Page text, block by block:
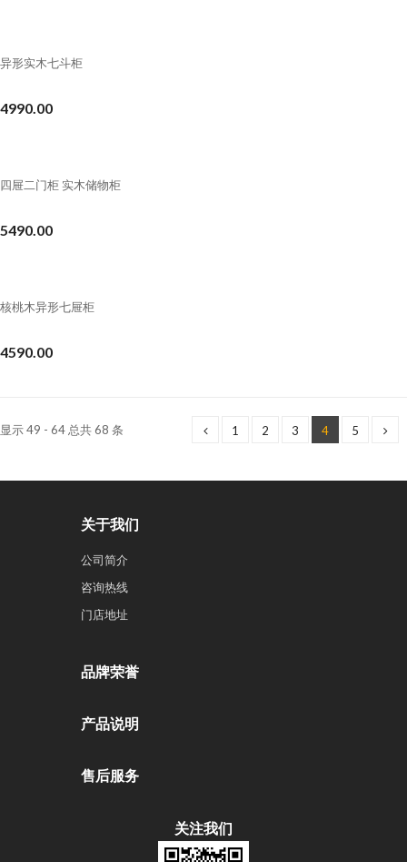
异形实木七斗柜
4990.00
四屉二门柜 实木储物柜
5490.00
核桃木异形七屉柜
4590.00
显示 49 - 64 总共 68 条 1 2 3 4 5
关于我们
公司简介
咨询热线
门店地址
品牌荣誉
产品说明
售后服务
关注我们